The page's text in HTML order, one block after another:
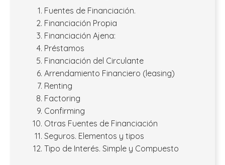
Fuentes de Financiación.
Financiación Propia
Financiación Ajena:
Préstamos
Financiación del Circulante
Arrendamiento Financiero (leasing)
Renting
Factoring
Confirming
Otras Fuentes de Financiación
Seguros. Elementos y tipos
Tipo de Interés. Simple y Compuesto